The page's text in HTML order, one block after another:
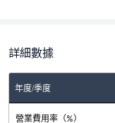
詳細數據
年度/季度2025-Q3
營業費用率（%）
24.25